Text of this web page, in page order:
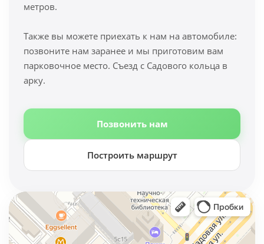
метров.
Также вы можете приехать к нам на автомобиле:
позвоните нам заранее и мы приготовим вам
парковочное место. Съезд с Садового кольца в
арку.
Позвонить нам
Построить маршрут